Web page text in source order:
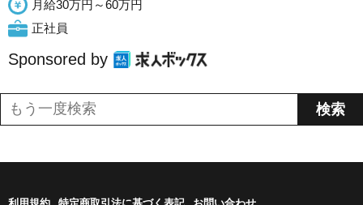
月給30万円～60万円
正社員
Sponsored by
利用規約 特定商取引法に基づく表記 お問い合わせ